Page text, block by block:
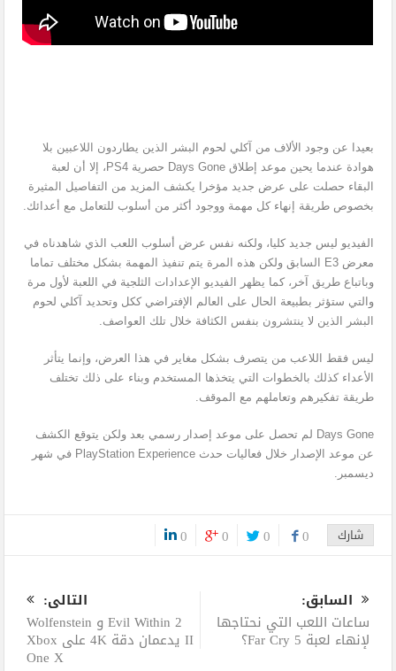
بعيدا عن وجود الألاف من آكلي لحوم البشر الذين يطاردون اللاعبين بلا
هوادة عندما يحين موعد إطلاق Days Gone حصرية PS4، إلا أن لعبة
البقاء حصلت على عرض جديد مؤخرا يكشف المزيد من التفاصيل المثيرة
بخصوص طريقة إنهاء كل مهمة ووجود أكثر من أسلوب للتعامل مع أعدائك.
الفيديو ليس جديد كليا، ولكنه نفس عرض أسلوب اللعب الذي شاهدناه في
معرض E3 السابق ولكن هذه المرة يتم تنفيذ المهمة بشكل مختلف تماما
وباتباع طريق آخر، كما يظهر الفيديو الإعدادات الثلجية في اللعبة لأول مرة
والتي ستؤثر بطبيعة الحال على العالم الإفتراضي ككل وتحديد آكلي لحوم
البشر الذين لا ينتشرون بنفس الكثافة خلال تلك العواصف.
ليس فقط اللاعب من يتصرف بشكل مغاير في هذا العرض، وإنما يتأثر
الأعداء كذلك بالخطوات التي يتخذها المستخدم وبناء على ذلك تختلف
طريقة تفكيرهم وتعاملهم مع الموقف.
Days Gone لم تحصل على موعد إصدار رسمي بعد ولكن يتوقع الكشف
عن موعد الإصدار خلال فعاليات حدث PlayStation Experience في شهر
ديسمبر.
شارك 0
0
0
0
السابق:
ساعات اللعب التي نحتاجها
لإنهاء لعبة Far Cry 5؟
التالى:
Evil Within 2 و Wolfenstein
II يدعمان دقة 4K على Xbox
One X